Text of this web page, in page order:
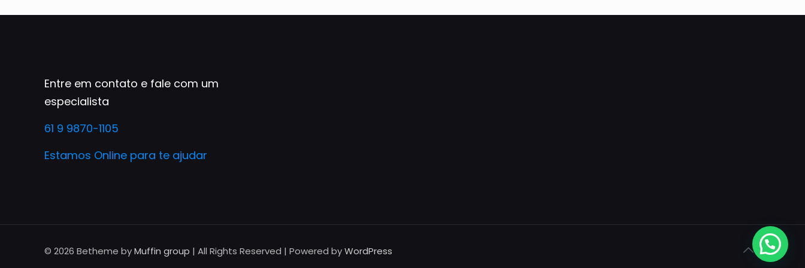
Entre em contato e fale com um
especialista
61 9 9870-1105
Estamos Online para te ajudar
© 2026 Betheme byMuffin group | All Rights Reserved | Powered byWordPress